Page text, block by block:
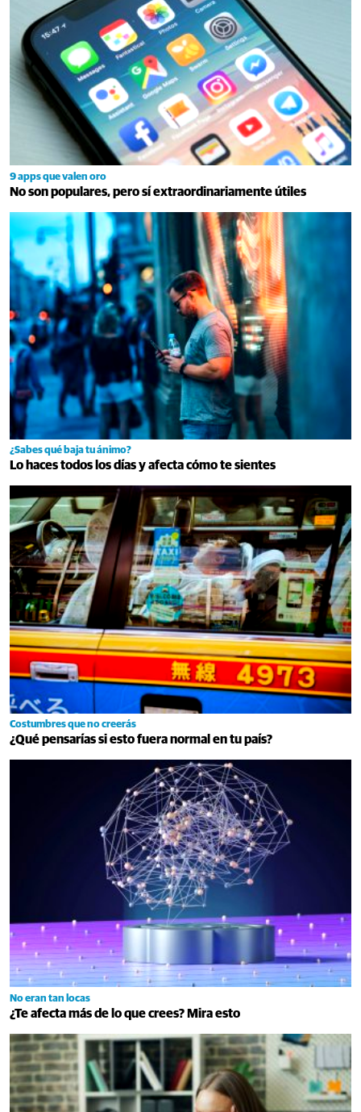
9 apps que valen oro
No son populares, pero sí extraordinariamente útiles
¿Sabes qué baja tu ánimo?
Lo haces todos los días y afecta cómo te sientes
Costumbres que no creerás
¿Qué pensarías si esto fuera normal en tu país?
No eran tan locas
¿Te afecta más de lo que crees? Mira esto